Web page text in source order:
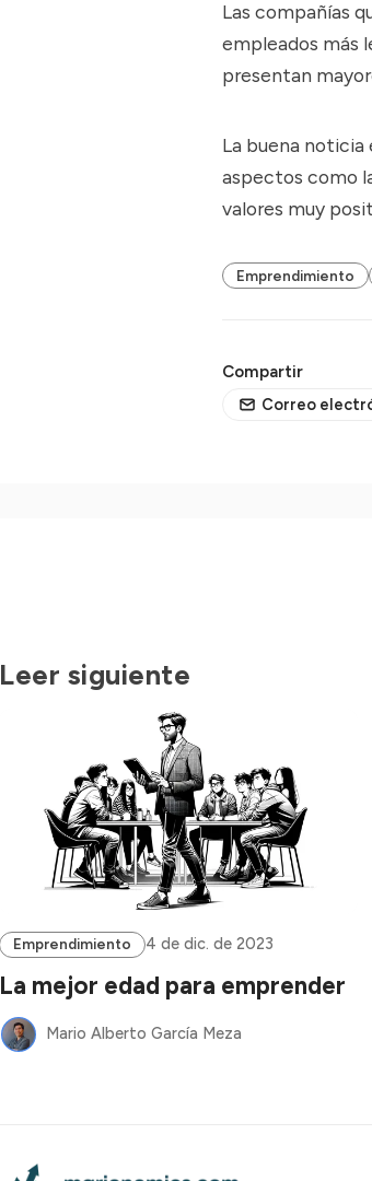
Las compañías
empleados más
presentan
La buena
aspectos como
valores muy
Emprendimiento
Compartir
Correo
Leer siguiente
Emprendimiento 4 de dic. de 2023
La mejor edad para emprender
Mario Alberto García Meza